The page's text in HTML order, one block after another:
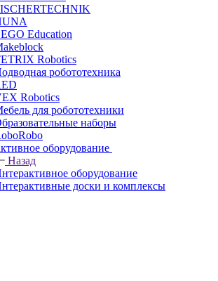
Education
Robotics
робототехника
Robotics
для робототехники
наборы
оборудование
Назад
оборудование
доски и комплексы